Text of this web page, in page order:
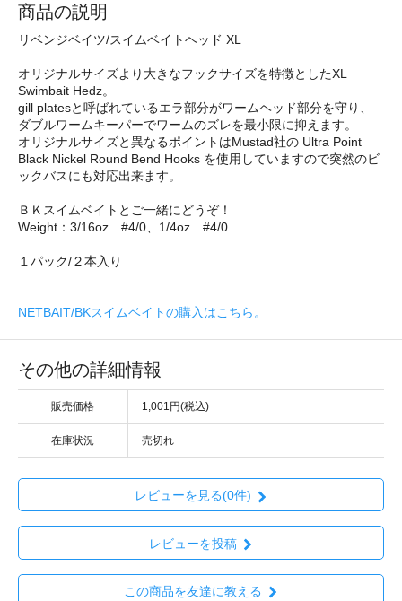
商品の説明
リベンジベイツ/スイムベイトヘッド XL
オリジナルサイズより大きなフックサイズを特徴としたXL
Swimbait Hedz。
gill platesと呼ばれているエラ部分がワームヘッド部分を守り、
ダブルワームキーパーでワームのズレを最小限に抑えます。
オリジナルサイズと異なるポイントはMustad社の Ultra Point
Black Nickel Round Bend Hooks を使用していますので突然のビ
ックバスにも対応出来ます。
ＢＫスイムベイトとご一緒にどうぞ！
Weight：3/16oz #4/0、1/4oz #4/0
１パック/２本入り
NETBAIT/BKスイムベイトの購入はこちら。
その他の詳細情報
販売価格 1,001円(税込)
在庫状況 売切れ
レビューを見る(0件)
レビューを投稿
この商品を友達に教える